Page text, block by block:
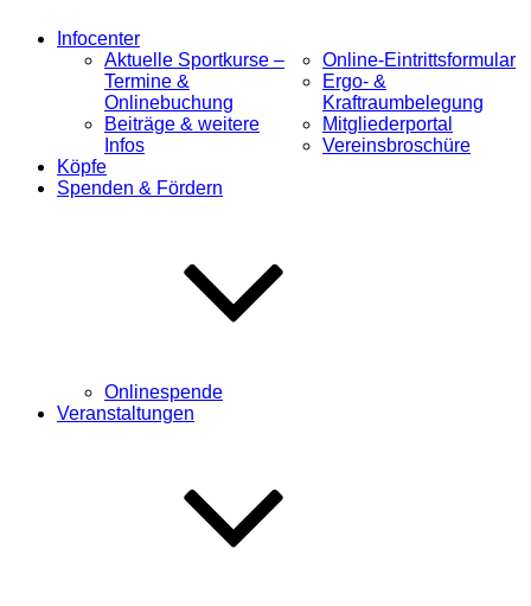
Infocenter
Aktuelle Sportkurse –
Termine &
Onlinebuchung
Beiträge & weitere
Infos
Online-Eintrittsformular
Ergo- &
Kraftraumbelegung
Mitgliederportal
Vereinsbroschüre
Köpfe
Spenden & Fördern
Onlinespende
Veranstaltungen